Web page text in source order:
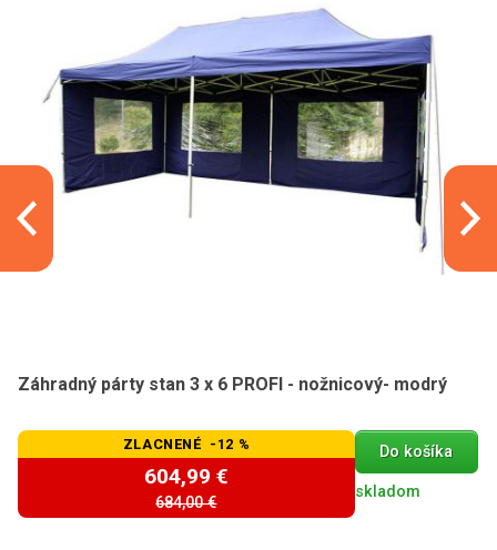
Záhradný párty stan 3 x 6 PROFI - nožnicový- modrý
ZLACNENÉ -12 %
604,99 €
684,00 €
Do košíka
skladom